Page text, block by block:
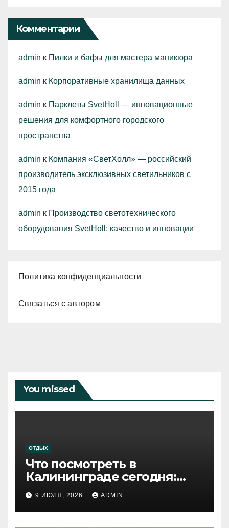
Комментарии
admin к Пилки и бафы для мастера маникюра
admin к Корпоративные хранилища данных
admin к Парклеты SvetHoll — инновационные
решения для комфортного городского
пространства
admin к Компания «СветХолл» — российский
производитель эксклюзивных светильников с
2015 года
admin к Производство светотехнического
оборудования SvetHoll: качество и инновации
Политика конфиденциальности
Связаться с автором
You missed
ОТДЫХ
Что посмотреть в
Калининграде сегодня:
путеводитель по самому
западному городу России
9 ИЮЛЯ, 2026 ADMIN